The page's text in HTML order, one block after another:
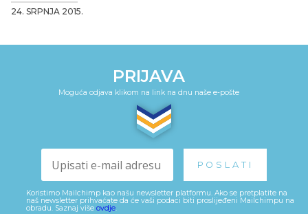
24. SRPNJA 2015.
PRIJAVA
Moguća odjava klikom na link na dnu naše e-pošte
Koristimo Mailchimp kao našu newsletter platformu. Ako se pretplatite na
naš newsletter prihvaćate da će vaši podaci biti proslijeđeni Mailchimpu na
obradu. Saznaj više ovdje.